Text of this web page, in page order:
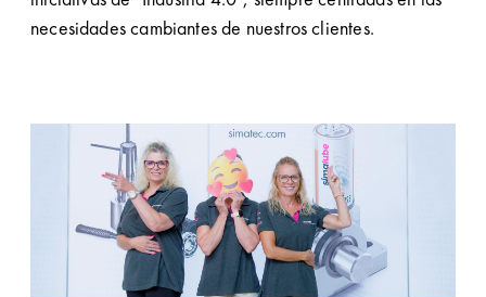
necesidades cambiantes de nuestros clientes.